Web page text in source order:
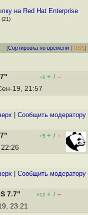
на Red Hat Enterprise
(21)
[Сортировка по времени | RSS]
+6 + / –
19, 21:57
Cообщить модератору
+5 + / –
Cообщить модератору
7.7" +12 + / –
23:21